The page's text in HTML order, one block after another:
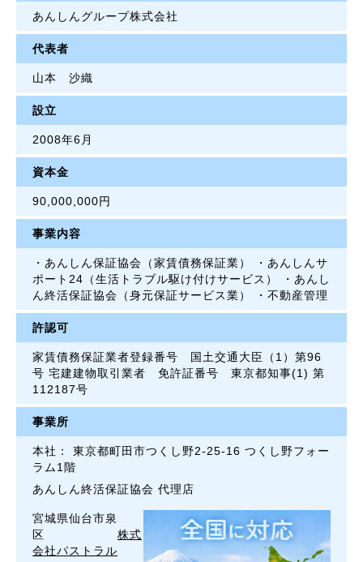
あんしんグループ株式会社
代表者
山本 沙織
設立
2008年6月
資本金
90,000,000円
事業内容
・あんしん保証協会（家賃債務保証業） ・あんしんサ
ポート24（生活トラブル駆け付けサービス） ・あんし
ん終活保証協会（身元保証サービス業） ・不動産管理
許認可
家賃債務保証業者登録番号 国土交通大臣（1）第96
号 宅建建物取引業者 免許証番号 東京都知事(1) 第
112187号
事業所
本社： 東京都町田市つくし野2-25-16 つくし野フォー
ラム1階
あんしん終活保証協会 代理店
宮城県仙台市泉
区 株式
会社パストラル